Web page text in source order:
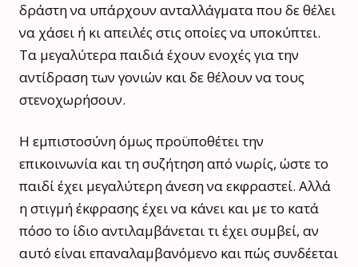
δράστη να υπάρχουν ανταλλάγματα που δε θέλει
να χάσει ή κι απειλές στις οποίες να υποκύπτει.
Τα μεγαλύτερα παιδιά έχουν ενοχές για την
αντίδραση των γονιών και δε θέλουν να τους
στενοχωρήσουν.
Η εμπιστοσύνη όμως προϋποθέτει την
επικοινωνία και τη συζήτηση από νωρίς, ώστε το
παιδί έχει μεγαλύτερη άνεση να εκφραστεί. Αλλά
η στιγμή έκφρασης έχει να κάνει και με το κατά
πόσο το ίδιο αντιλαμβάνεται τι έχει συμβεί, αν
αυτό είναι επαναλαμβανόμενο και πώς συνδέεται